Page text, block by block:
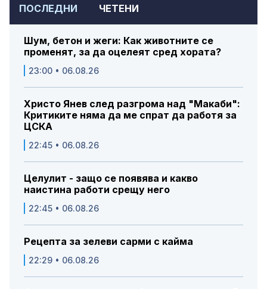
ПОСЛЕДНИ ЧЕТЕНИ
Шум, бетон и жеги: Как животните се
променят, за да оцелеят сред хората?
23:00 • 06.08.26
Христо Янев след разгрома над "Макаби":
Критиките няма да ме спрат да работя за
ЦСКА
22:45 • 06.08.26
Целулит - защо се появява и какво
наистина работи срещу него
22:45 • 06.08.26
Рецепта за зелеви сарми с кайма
22:29 • 06.08.26